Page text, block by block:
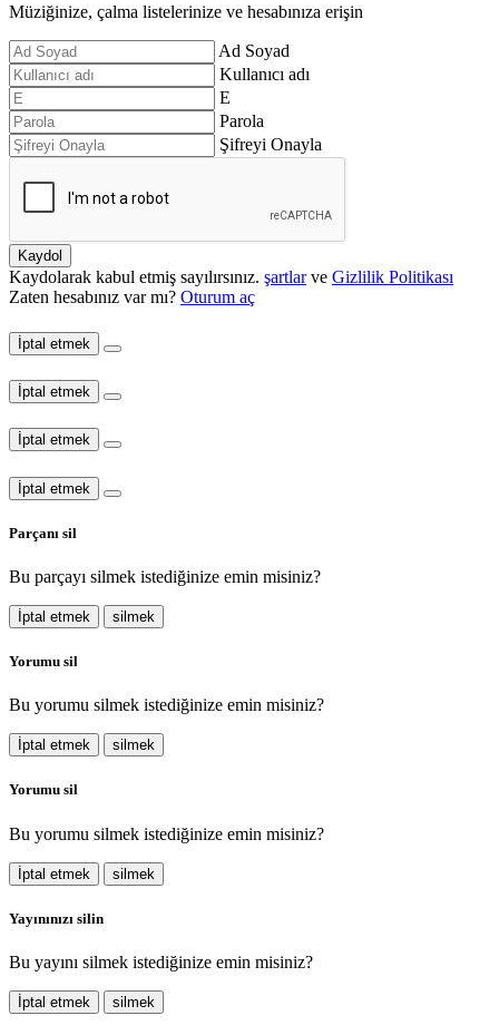
Müziğinize, çalma listelerinize ve hesabınıza erişin
Ad Soyad
Kullanıcı adı
E
Parola
Şifreyi Onayla
Kaydol
Kaydolarak kabul etmiş sayılırsınız. şartlar ve Gizlilik Politikası
Zaten hesabınız var mı? Oturum aç
İptal etmek
İptal etmek
İptal etmek
İptal etmek
Parçanı sil
Bu parçayı silmek istediğinize emin misiniz?
İptal etmek silmek
Yorumu sil
Bu yorumu silmek istediğinize emin misiniz?
İptal etmek silmek
Yorumu sil
Bu yorumu silmek istediğinize emin misiniz?
İptal etmek silmek
Yayınınızı silin
Bu yayını silmek istediğinize emin misiniz?
İptal etmek silmek